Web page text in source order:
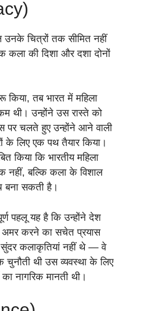
उनके चित्रों तक सीमित नहीं
कला की दिशा और दशा दोनों
तब भारत में महिला
थी। उन्होंने उस रास्ते को
पर चलते हुए उन्होंने आने वाली
के लिए एक पथ तैयार किया।
किया कि भारतीय महिला
नहीं, बल्कि कला के विशाल
सकती है।
पहलू यह है कि उन्होंने देश
अमर करने का सचेत प्रयास
कलाकृतियां नहीं थे — वे
थी उस व्यवस्था के लिए
नागरिक मानती थी।